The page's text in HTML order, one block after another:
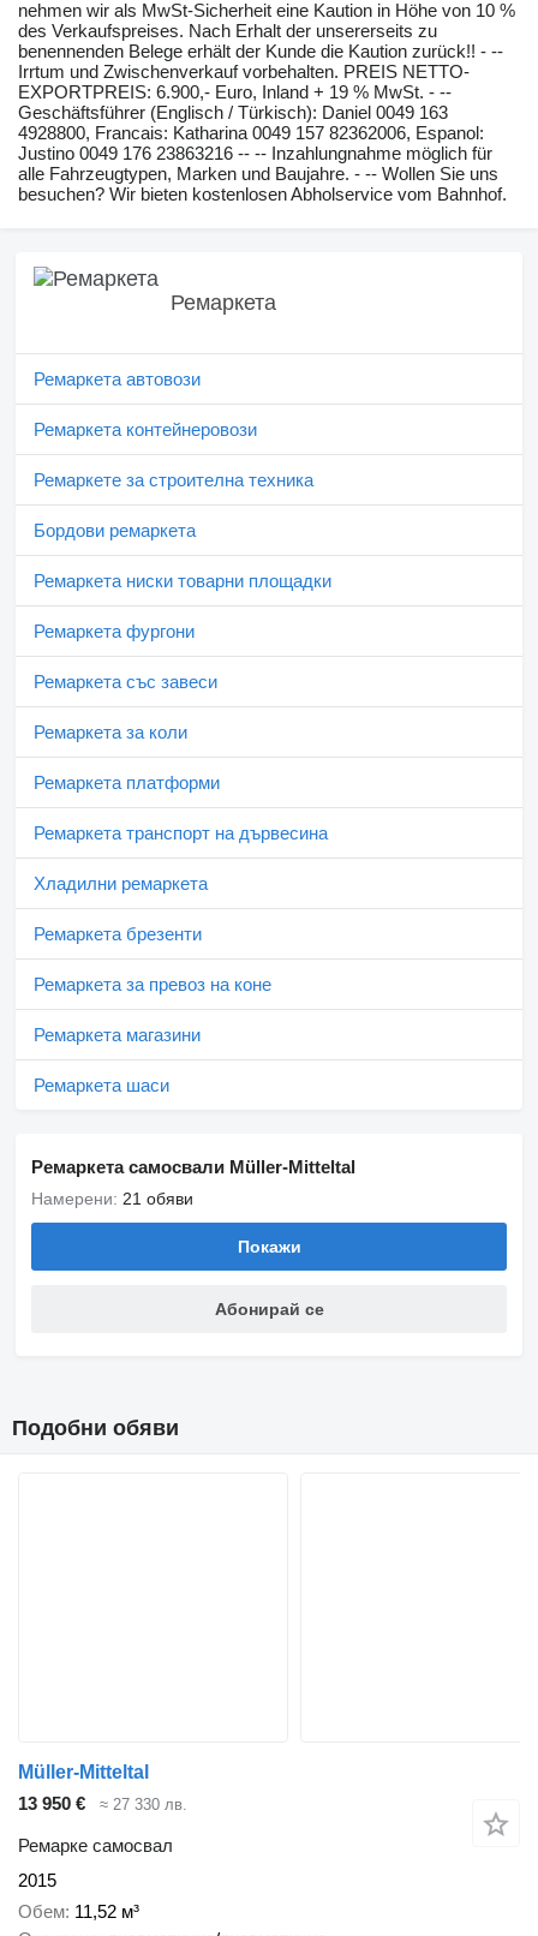
nehmen wir als MwSt-Sicherheit eine Kaution in Höhe von 10 %
des Verkaufspreises. Nach Erhalt der unsererseits zu
benennenden Belege erhält der Kunde die Kaution zurück!! - --
Irrtum und Zwischenverkauf vorbehalten. PREIS NETTO-
EXPORTPREIS: 6.900,- Euro, Inland + 19 % MwSt. - --
Geschäftsführer (Englisch / Türkisch): Daniel 0049 163
4928800, Francais: Katharina 0049 157 82362006, Espanol:
Justino 0049 176 23863216 -- -- Inzahlungnahme möglich für
alle Fahrzeugtypen, Marken und Baujahre. - -- Wollen Sie uns
besuchen? Wir bieten kostenlosen Abholservice vom Bahnhof.
Ремаркета
Ремаркета автовози
Ремаркета контейнеровози
Ремаркете за строителна техника
Бордови ремаркета
Ремаркета ниски товарни площадки
Ремаркета фургони
Ремаркета със завеси
Ремаркета за коли
Ремаркета платформи
Ремаркета транспорт на дървесина
Хладилни ремаркета
Ремаркета брезенти
Ремаркета за превоз на коне
Ремаркета магазини
Ремаркета шаси
Ремаркета самосвали Müller-Mitteltal
Намерени: 21 обяви
Покажи
Абонирай се
Подобни обяви
Müller-Mitteltal
13 950 €
≈ 27 330 лв.
Ремарке самосвал
2015
Обем 11,52 м³